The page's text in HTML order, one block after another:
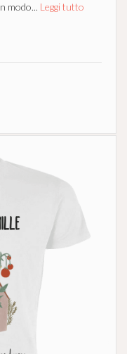
modo... Leggi tutto